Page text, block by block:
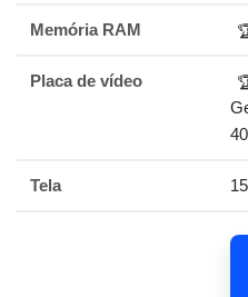
Memória RAM
Placa de vídeo
Tela